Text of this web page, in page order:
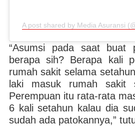
A post shared by Media Asuransi
“Asumsi pada saat buat
berapa sih? Berapa kali
rumah sakit selama
laki masuk rumah sakit
Perempuan itu rata-rata
6 kali setahun kalau dia
sudah ada patokannya,”